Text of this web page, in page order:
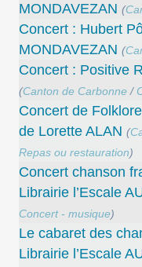
MONDAVEZAN (
Concert : Hubert
MONDAVEZAN (
Concert : Positive
(Canton de Carbonne/
Concert de
de Lorette ALAN (
Repas ou restauration)
Concert chanson
Librairie l’Escale
Concert - musique)
Le cabaret des
Librairie l’Escale